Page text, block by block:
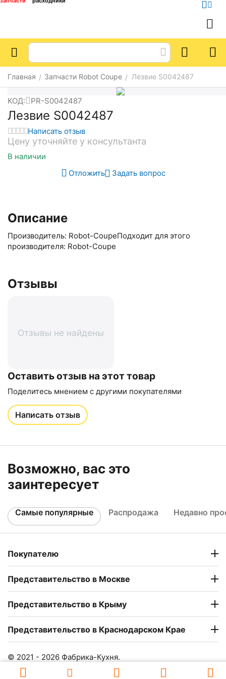
Главная / Запчасти Robot Coupe / Лезвие S0042487
КОД: PR-S0042487
Лезвие S0042487
Написать отзыв
Цену уточняйте у консультанта
В наличии
Отложить
Задать вопрос
Описание
Производитель: Robot-CoupeПодходит для этого
производителя: Robot-Coupe
Отзывы
Отзывы не найдены
Оставить отзыв на этот товар
Поделитесь мнением с другими покупателями
Написать отзыв
Возможно, вас это
заинтересует
Самые популярные Распродажа Недавно
Покупателю
Представительство в Москве
Представительство в Крыму
Представительство в Краснодарском Крае
© 2021 - 2026 Фабрика-Кухня.